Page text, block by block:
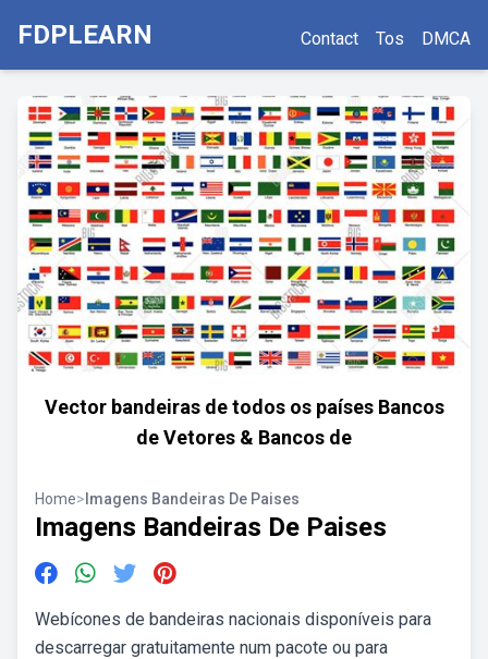
FDPLEARN Contact Tos DMCA
Vector bandeiras de todos os países Bancos
de Vetores & Bancos de
Home> Imagens Bandeiras De Paises
Imagens Bandeiras De Paises
Webícones de bandeiras nacionais disponíveis para
descarregar gratuitamente num pacote ou para